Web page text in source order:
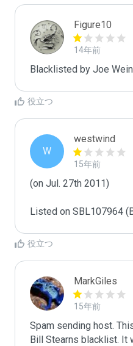
Figure10
14年前
Blacklisted by Joe
役立つ
W
westwind
15年前
(on Jul. 27th 2011)
Listed on SBL107964
役立つ
MarkGiles
15年前
Spam sending host.
Bill Stearns blacklist. It